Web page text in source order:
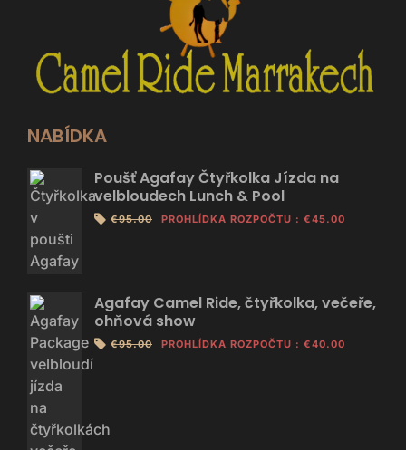
NABÍDKA
Poušť Agafay Čtyřkolka Jízda na
velbloudech Lunch & Pool
€95.00 PROHLÍDKA ROZPOČTU : €45.00
Agafay Camel Ride, čtyřkolka, večeře,
ohňová show
€95.00 PROHLÍDKA ROZPOČTU : €40.00